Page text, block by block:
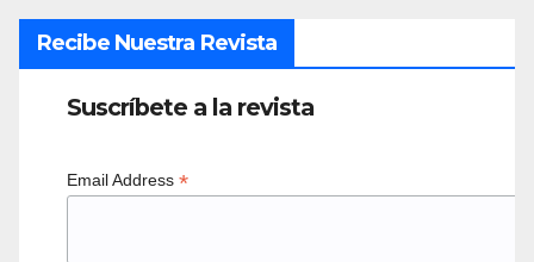
Recibe Nuestra Revista
Suscríbete a la revista
Email Address *